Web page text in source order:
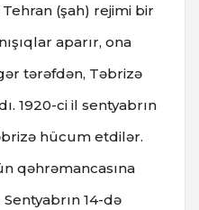
(şah) rejimi bir
aparır, ona
tərəfdən, Təbrizə
1920-ci il sentyabrın
hücum etdilər.
qəhrəmancasına
14-də